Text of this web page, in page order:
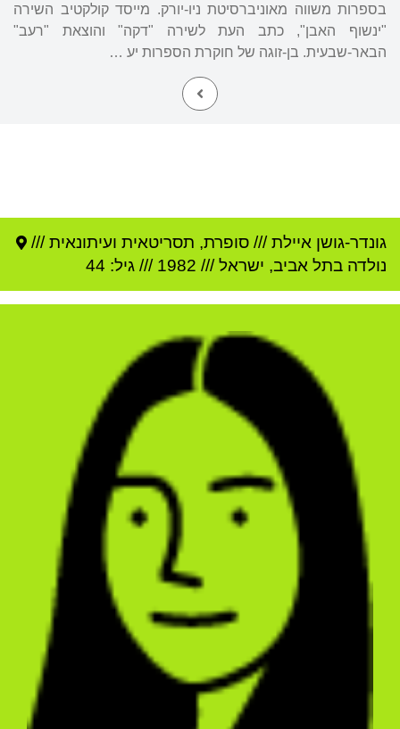
בספרות משווה מאוניברסיטת ניו-יורק. מייסד קולקטיב השירה
"ינשוף האבן", כתב העת לשירה "דקה" והוצאת "רעב"
הבאר-שבעית. בן-זוגה של חוקרת הספרות יע …
גונדר-גושן איילת/// סופרת, תסריטאית ועיתונאית ///
נולדה בתל אביב, ישראל///
1982 /// גיל: 44